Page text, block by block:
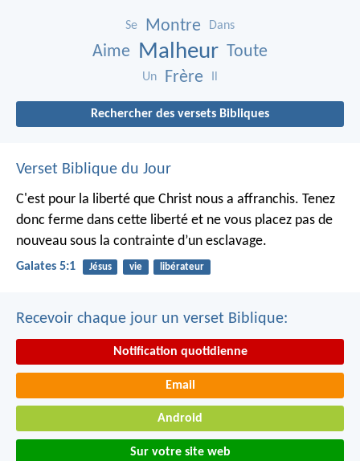
Se Montre Dans
Aime Malheur Toute
Un Frère
Rechercher des versets Bibliques
Verset Biblique du Jour
C'est pour la liberté que Christ nous a affranchis. Tenez
donc ferme dans cette liberté et ne vous placez pas de
nouveau sous la contrainte d’un esclavage.
Galates 5:1 Jésus vie libérateur
Recevoir chaque jour un verset Biblique:
Notification quotidienne
Email
Android
Sur votre site web